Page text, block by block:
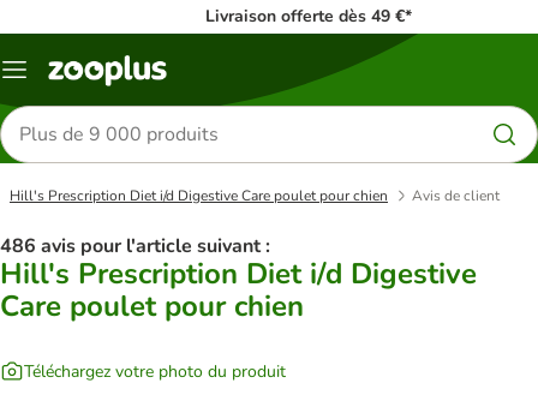
Livraison offerte dès 49 €*
Menu
Rechercher
des
produits
Hill's Prescription Diet i/d Digestive Care poulet pour chien Avis de client
486 avis pour l'article suivant :
Hill's Prescription Diet i/d Digestive
Care poulet pour chien
Téléchargez votre photo du produit